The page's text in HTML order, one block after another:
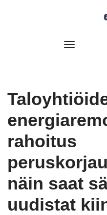
rahoitus
näin saat
uudistat